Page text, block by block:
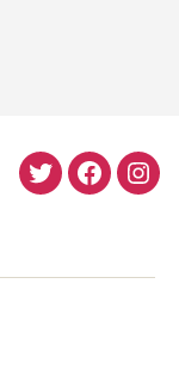
Twitter